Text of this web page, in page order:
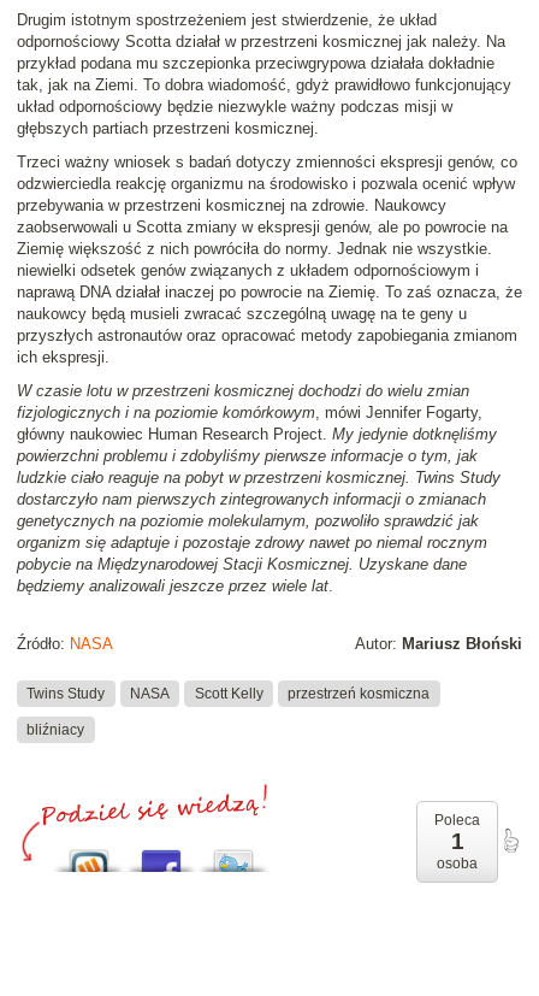
Drugim istotnym spostrzeżeniem jest stwierdzenie, że układ
odpornościowy Scotta działał w przestrzeni kosmicznej jak należy. Na
przykład podana mu szczepionka przeciwgrypowa działała dokładnie
tak, jak na Ziemi. To dobra wiadomość, gdyż prawidłowo funkcjonujący
układ odpornościowy będzie niezwykle ważny podczas misji w
głębszych partiach przestrzeni kosmicznej.
Trzeci ważny wniosek s badań dotyczy zmienności ekspresji genów, co
odzwierciedla reakcję organizmu na środowisko i pozwala ocenić wpływ
przebywania w przestrzeni kosmicznej na zdrowie. Naukowcy
zaobserwowali u Scotta zmiany w ekspresji genów, ale po powrocie na
Ziemię większość z nich powróciła do normy. Jednak nie wszystkie.
niewielki odsetek genów związanych z układem odpornościowym i
naprawą DNA działał inaczej po powrocie na Ziemię. To zaś oznacza, że
naukowcy będą musieli zwracać szczególną uwagę na te geny u
przyszłych astronautów oraz opracować metody zapobiegania zmianom
ich ekspresji.
W czasie lotu w przestrzeni kosmicznej dochodzi do wielu zmian
fizjologicznych i na poziomie komórkowym, mówi Jennifer Fogarty,
główny naukowiec Human Research Project. My jedynie dotknęliśmy
powierzchni problemu i zdobyliśmy pierwsze informacje o tym, jak
ludzkie ciało reaguje na pobyt w przestrzeni kosmicznej. Twins Study
dostarczyło nam pierwszych zintegrowanych informacji o zmianach
genetycznych na poziomie molekularnym, pozwoliło sprawdzić jak
organizm się adaptuje i pozostaje zdrowy nawet po niemal rocznym
pobycie na Międzynarodowej Stacji Kosmicznej. Uzyskane dane
będziemy analizowali jeszcze przez wiele lat.
Autor: Mariusz Błoński
Źródło: NASA
Twins Study NASA Scott Kelly przestrzeń kosmiczna
bliźniacy
Poleca
1
osoba